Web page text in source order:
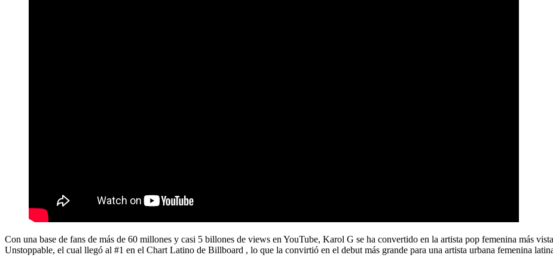
Con una base de fans de más de 60 millones y casi 5 billones de views en YouTube, Karol G se ha convertido en la artista pop femenina más
Unstoppable, el cual llegó al #1 en el Chart Latino de Billboard , lo que la convirtió en el debut más grande para una artista urbana femenina